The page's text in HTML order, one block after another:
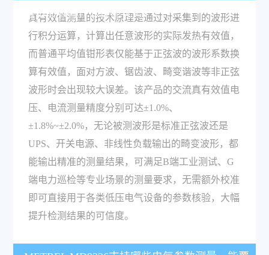
值钳形表有什么性能优势？
真有效值测量的技术原理是通过对采集到的波形进
行积分运算，计算出任意波形的实际发热有效值，
而普通平均值钳形表仅能基于正弦波的波形系数换
算有效值，面对方波、锯齿波、畸变谐波等非正弦
波形时会出现较大误差。该产品的交流真有效值电
压、电流测量精度分别可达±1.0%、
±1.8%~±2.0%，无论被测波形是标准正弦波还是
UPS、开关电源、非线性负载输出的畸变波形，都
能输出精准的测量结果，可满足B端工业测试、G
端电力巡检等专业场景的测量要求，无需额外校准
即可直接用于各类低压电气设备的参数核验，大幅
提升检测结果的可信度。